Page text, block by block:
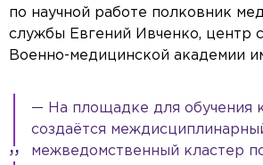
по научной работе полковник
службы Евгений Ивченко, центр
Военно-медицинской академии
— На площадке для обучения
создаётся
межведомственный кластер